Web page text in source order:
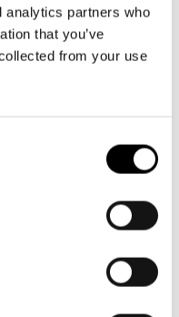
analytics partners who
that you’ve
from your use
liittyvät
luomisen
jokin, jonka luulisi
sitä,
kuin esityksen